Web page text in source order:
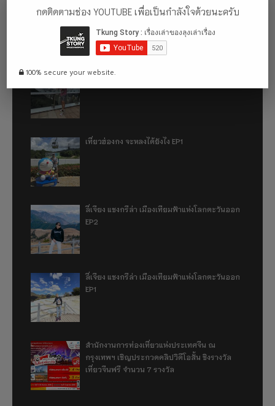
รีวิว 1 ปีกับการใช้รถไฟฟ้า ora good cat ultra
500km
เที่ยวฮ่องกง จะหลงได้ยังไง EP2
เที่ยวฮ่องกง จะหลงได้ยังไง EP1
ลี่เจียง แชงกรีล่า เมืองเทียมฟ้าแห่งโลกตะวันออก
EP2
ลี่เจียง แชงกรีล่า เมืองเทียมฟ้าแห่งโลกตะวันออก
EP1
สำนักงานการท่องเที่ยวแห่งประเทศจีน ณ
กรุงเทพฯ เชิญประกวดคลิปวิดีโอสั้น ชิงรางวัล
เที่ยวจีนฟรี จำนวน 7 รางวัล
กดติดตามช่อง YOUTUBE เพื่อเป็นกำลังใจด้วยนะครับ
100% secure your website.